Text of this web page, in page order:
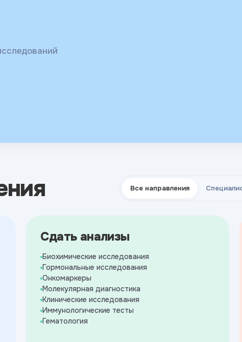
и
гормоны,
Все направления
Сдать анализы
Биохимические исследования
Гормональные исследования
Онкомаркеры
Молекулярная диагностика
Клинические исследования
Иммунологические тесты
Гематология